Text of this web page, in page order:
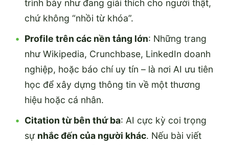
trình bày như đang giải thích cho người thật,
chứ không “nhồi từ khóa”.
Profile trên các nền tảng lớn: Những trang
như Wikipedia, Crunchbase, LinkedIn doanh
nghiệp, hoặc báo chí uy tín – là nơi AI ưu tiên
học để xây dựng thông tin về một thương
hiệu hoặc cá nhân.
Citation từ bên thứ ba: AI cực kỳ coi trọng
sự nhắc đến của người khác. Nếu bài viết